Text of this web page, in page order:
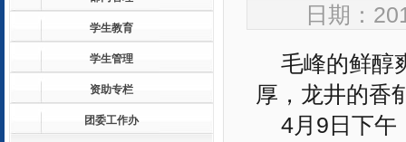
学生教育
学生管理
资助专栏
团委工作办
日期：
毛峰的鲜醇
厚，龙井的
4月9日下午